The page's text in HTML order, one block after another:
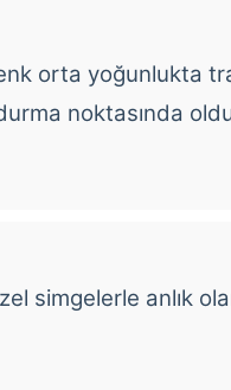
orta yoğunlukta
noktasında
simgelerle anlık